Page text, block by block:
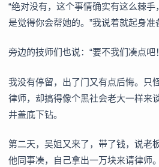
“绝对没有，这个事情确实有这么棘
是觉得你会帮她的。”我说着就起身准
旁边的技师们也说：“要不我们凑点吧
我没有停留，出了门又有点后悔。只
律师，却搞得像个黑社会老大一样来
井盖底下钻。
第二天，吴姐又来了，带了钱，说老
他同事凑，自己拿出一万块来请律师。